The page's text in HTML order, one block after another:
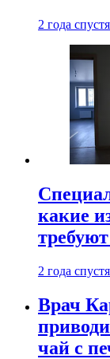
2 года спустя
какие
2 года спустя
Врач
чай с